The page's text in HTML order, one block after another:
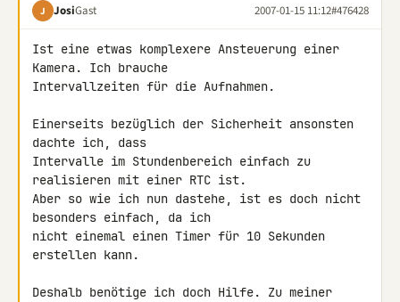
J JosiGast 2007-01-15 11:12#476428
Ist eine etwas komplexere Ansteuerung einer
Kamera. Ich brauche
Intervallzeiten für die Aufnahmen.
Einerseits bezüglich der Sicherheit ansonsten
dachte ich, dass
Intervalle im Stundenbereich einfach zu
realisieren mit einer RTC ist.
Aber so wie ich nun dastehe, ist es doch nicht
besonders einfach, da ich
nicht einemal einen Timer für 10 Sekunden
erstellen kann.
Deshalb benötige ich doch Hilfe. Zu meiner